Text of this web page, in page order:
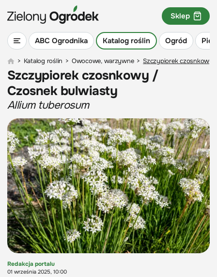
ABC Ogrodnika Katalog roślin Ogród
Sklep
> Katalog roślin > Owocowe, warzywne > Szczypiorek czosnkowy
Szczypiorek czosnkowy /
Czosnek bulwiasty
Allium tuberosum
Redakcja portalu
01 września 2025, 10:00